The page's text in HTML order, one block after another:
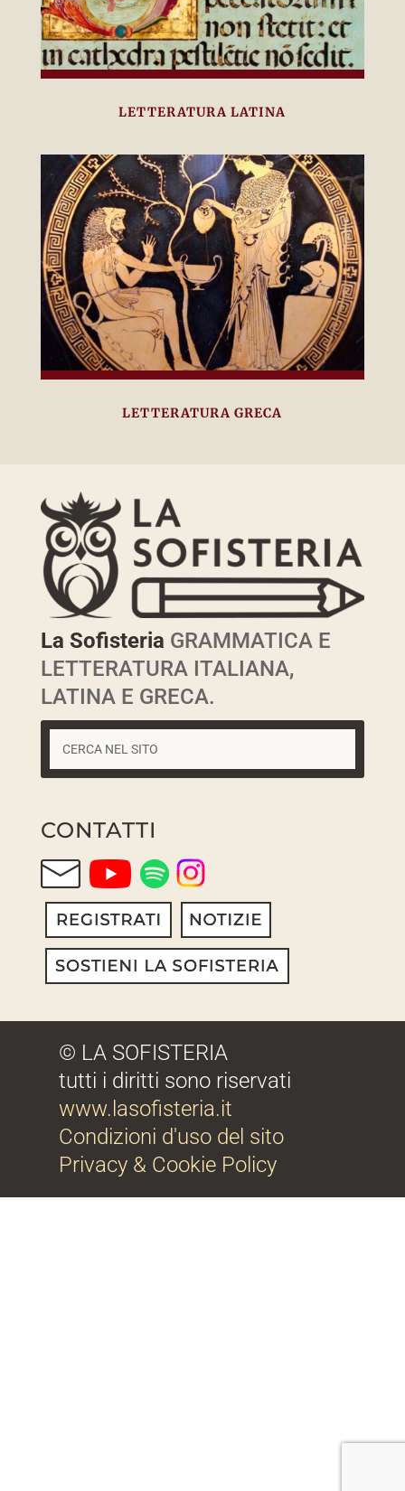
LETTERATURA LATINA
LETTERATURA GRECA
La Sofisteria GRAMMATICA E
LETTERATURA ITALIANA,
LATINA E GRECA.
CONTATTI
© LA SOFISTERIA
tutti i diritti sono riservati
www.lasofisteria.it
Condizioni d'uso del sito
Privacy & Cookie Policy